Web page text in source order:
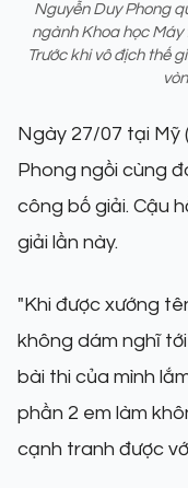
Nguyễn Duy Phong
ngành Khoa học
Trước khi vô địch thế
Ngày 27/07 tại Mỹ
Phong ngồi cùng
công bố giải. Cậu
giải lần này.
"Khi được xướng
không dám nghĩ
bài thi của mình
phần 2 em làm
cạnh tranh được